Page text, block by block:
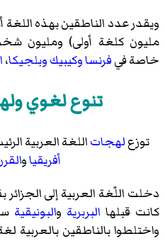
ويقدر عدد الناطقين بهذه اللغة أكثر من
مليون كلغة أولى) ومليون
خاصة فيفرنساوكيبيكوبلجيكا،
تنوع لغوي
توزعلهجاتاللغة العربية
أفريقياو
دخلت اللّغة العربية إلى الجزائر
كانت قبلها البربرية والبونيقية
واختلطوا بالناطقين بالعربية